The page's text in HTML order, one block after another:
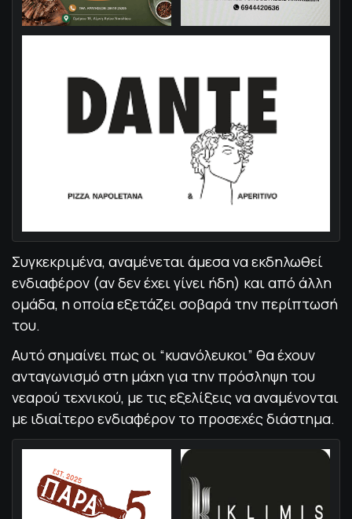
Συγκεκριμένα, αναμένεται άμεσα να εκδηλωθεί
ενδιαφέρον (αν δεν έχει γίνει ήδη) και από άλλη
ομάδα, η οποία εξετάζει σοβαρά την περίπτωσή
του.
Αυτό σημαίνει πως οι “κυανόλευκοι” θα έχουν
ανταγωνισμό στη μάχη για την πρόσληψη του
νεαρού τεχνικού, με τις εξελίξεις να αναμένονται
με ιδιαίτερο ενδιαφέρον το προσεχές διάστημα.